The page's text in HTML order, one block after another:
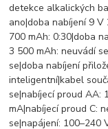
detekce alkalických
ano|doba nabíjení 9
700 mAh: 0:30|doba
3 500 mAh: neuvádí
se|doba nabíjení
inteligentní|kabel
se|nabíjecí proud AA:
mA|nabíjecí proud C:
se|napájení: 100–240